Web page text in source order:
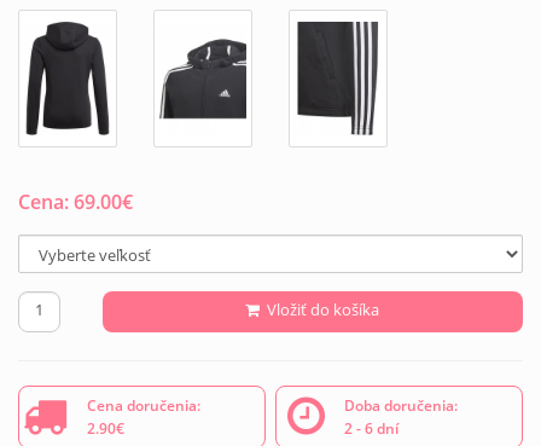
Cena:69.00€
Vložiť do košíka
Cena doručenia:
2.90€
Doba doručenia:
2 - 6 dní